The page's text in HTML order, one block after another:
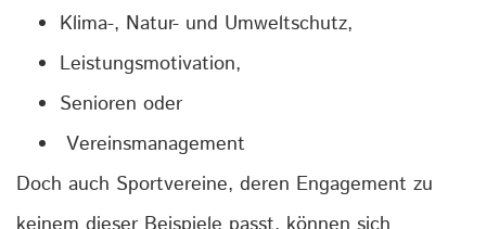
Klima-, Natur- und Umweltschutz,
Leistungsmotivation,
Senioren oder
Vereinsmanagement
Doch auch Sportvereine, deren Engagement zu